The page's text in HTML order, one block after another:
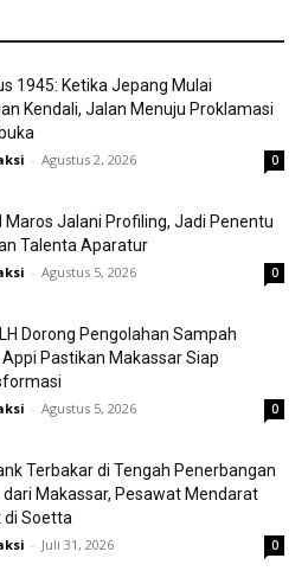
1945: Ketika Jepang Mulai
Kendali, Jalan Menuju Proklamasi
- Agustus 2, 2026 0
Maros Jalani Profiling, Jadi Penentu
Talenta Aparatur
- Agustus 5, 2026 0
Dorong Pengolahan Sampah
Appi Pastikan Makassar Siap
- Agustus 5, 2026 0
Terbakar di Tengah Penerbangan
dari Makassar, Pesawat Mendarat
Soetta
- Juli 31, 2026 0